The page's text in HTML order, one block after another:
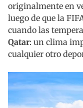
originalmente en
luego de que la
cuando las
Qatar: un clima
cualquier otro